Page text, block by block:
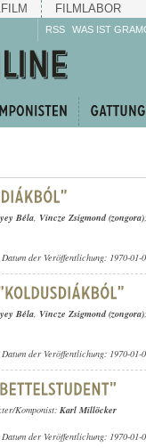
FILMLABOR
RSS WAS IST
Béla, Vincze Zsigmond (zongora)
der Veröffentlichung: 1970-01-
Béla, Vincze Zsigmond (zongora)
der Veröffentlichung: 1970-01-
Komponist: Karl Millöcker
der Veröffentlichung: 1970-01-